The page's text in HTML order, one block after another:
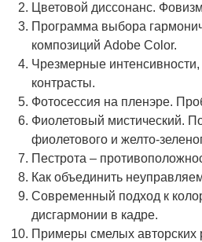
Цветовой диссонанс.
Программа выбора
композиций Adobe Color.
Чрезмерные
контрасты.
Фотосессия на пленэре.
Фиолетовый мистический.
фиолетового и желто-
Пестрота –
Как объединить
Современный подход к
дисгармонии в кадре.
Примеры смелых авторских